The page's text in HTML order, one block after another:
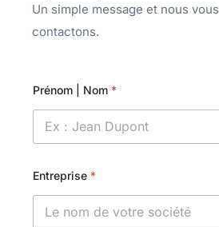
Un simple message et nous vous
contactons.
Prénom | Nom *
Entreprise *